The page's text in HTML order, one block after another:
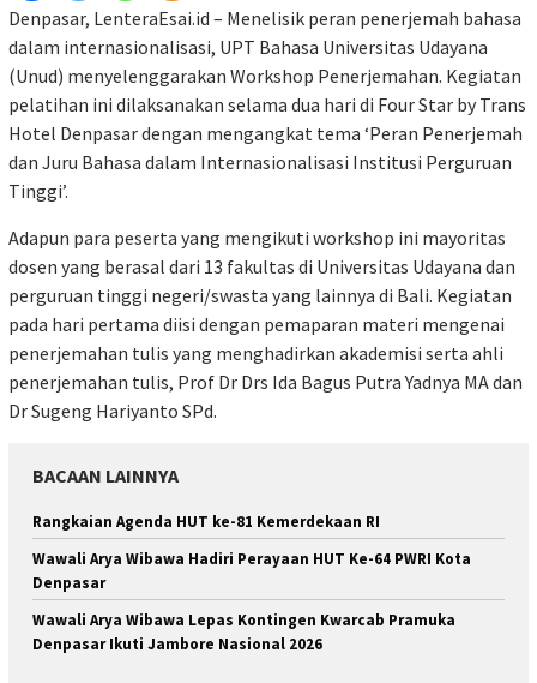
Denpasar, LenteraEsai.id – Menelisik peran penerjemah bahasa
dalam internasionalisasi, UPT Bahasa Universitas Udayana
(Unud) menyelenggarakan Workshop Penerjemahan. Kegiatan
pelatihan ini dilaksanakan selama dua hari di Four Star by Trans
Hotel Denpasar dengan mengangkat tema ‘Peran Penerjemah
dan Juru Bahasa dalam Internasionalisasi Institusi Perguruan
Tinggi’.
Adapun para peserta yang mengikuti workshop ini mayoritas
dosen yang berasal dari 13 fakultas di Universitas Udayana dan
perguruan tinggi negeri/swasta yang lainnya di Bali. Kegiatan
pada hari pertama diisi dengan pemaparan materi mengenai
penerjemahan tulis yang menghadirkan akademisi serta ahli
penerjemahan tulis, Prof Dr Drs Ida Bagus Putra Yadnya MA dan
Dr Sugeng Hariyanto SPd.
BACAAN LAINNYA
Rangkaian Agenda HUT ke-81 Kemerdekaan RI
Wawali Arya Wibawa Hadiri Perayaan HUT Ke-64 PWRI Kota
Denpasar
Wawali Arya Wibawa Lepas Kontingen Kwarcab Pramuka
Denpasar Ikuti Jambore Nasional 2026